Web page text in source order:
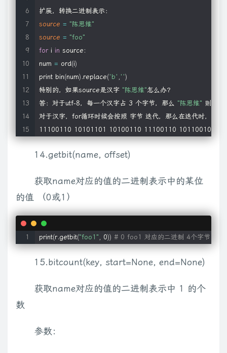
source = "陈思维"
source = "foo"
for i in source:
num = ord(i)
print bin(num) .replace('b' , '')
特别的，如果source是汉字 "陈思维"怎么办？
答：对于utf-8，每一个汉字占 3 个字节，那么 "陈思维" 则有 9
对于汉字，for循环时候会按照 字节 迭代，那么在迭代时，将
11100110 10101101 10100110 11100110 10110010
14.getbit(name, offset)
获取name对应的值的二进制表示中的某位
的值 （0或1）
print(r.getbit("foo1" , 0)) # 0 foo1 对应的二进制 4个字节 32
15.bitcount(key, start=None, end=None)
获取name对应的值的二进制表示中 1 的个
数
参数：